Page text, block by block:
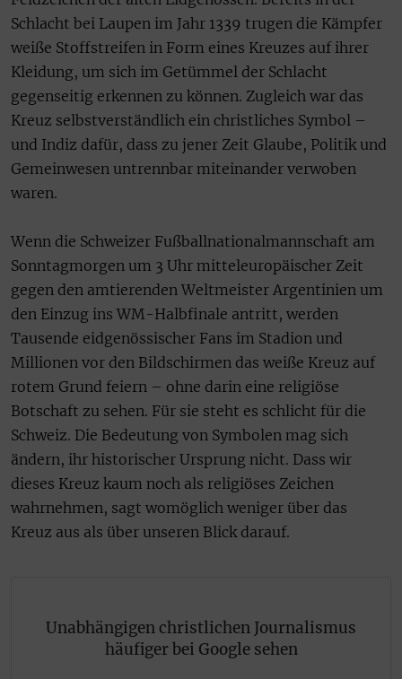
Schlacht bei Laupen im Jahr 1339 trugen die Kämpfer
weiße Stoffstreifen in Form eines Kreuzes auf ihrer
Kleidung, um sich im Getümmel der Schlacht
gegenseitig erkennen zu können. Zugleich war das
Kreuz selbstverständlich ein christliches Symbol –
und Indiz dafür, dass zu jener Zeit Glaube, Politik und
Gemeinwesen untrennbar miteinander verwoben
waren.
Wenn die Schweizer Fußballnationalmannschaft am
Sonntagmorgen um 3 Uhr mitteleuropäischer Zeit
gegen den amtierenden Weltmeister Argentinien um
den Einzug ins WM-Halbfinale antritt, werden
Tausende eidgenössischer Fans im Stadion und
Millionen vor den Bildschirmen das weiße Kreuz auf
rotem Grund feiern – ohne darin eine religiöse
Botschaft zu sehen. Für sie steht es schlicht für die
Schweiz. Die Bedeutung von Symbolen mag sich
ändern, ihr historischer Ursprung nicht. Dass wir
dieses Kreuz kaum noch als religiöses Zeichen
wahrnehmen, sagt womöglich weniger über das
Kreuz aus als über unseren Blick darauf.
Unabhängigen christlichen Journalismus
häufiger bei Google sehen